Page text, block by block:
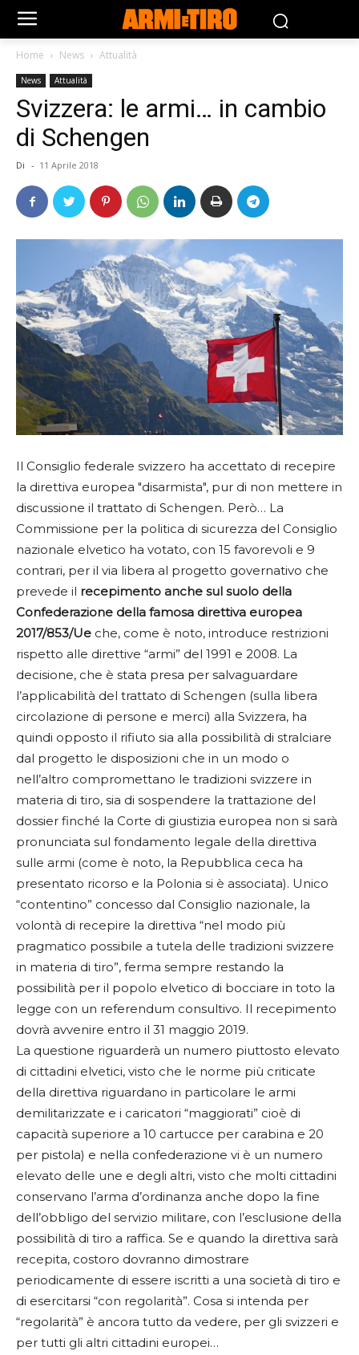
Home News Attualità
News Attualità
Svizzera: le armi… in cambio
di Schengen
Di - 11 Aprile 2018
Il Consiglio federale svizzero ha accettato di recepire
la direttiva europea "disarmista", pur di non mettere in
discussione il trattato di Schengen. Però… La
Commissione per la politica di sicurezza del Consiglio
nazionale elvetico ha votato, con 15 favorevoli e 9
contrari, per il via libera al progetto governativo che
prevede il recepimento anche sul suolo della
Confederazione della famosa direttiva europea
2017/853/Ue che, come è noto, introduce restrizioni
rispetto alle direttive “armi” del 1991 e 2008. La
decisione, che è stata presa per salvaguardare
l’applicabilità del trattato di Schengen (sulla libera
circolazione di persone e merci) alla Svizzera, ha
quindi opposto il rifiuto sia alla possibilità di stralciare
dal progetto le disposizioni che in un modo o
nell’altro compromettano le tradizioni svizzere in
materia di tiro, sia di sospendere la trattazione del
dossier finché la Corte di giustizia europea non si sarà
pronunciata sul fondamento legale della direttiva
sulle armi (come è noto, la Repubblica ceca ha
presentato ricorso e la Polonia si è associata). Unico
“contentino” concesso dal Consiglio nazionale, la
volontà di recepire la direttiva “nel modo più
pragmatico possibile a tutela delle tradizioni svizzere
in materia di tiro”, ferma sempre restando la
possibilità per il popolo elvetico di bocciare in toto la
legge con un referendum consultivo. Il recepimento
dovrà avvenire entro il 31 maggio 2019.
La questione riguarderà un numero piuttosto elevato
di cittadini elvetici, visto che le norme più criticate
della direttiva riguardano in particolare le armi
demilitarizzate e i caricatori “maggiorati” cioè di
capacità superiore a 10 cartucce per carabina e 20
per pistola) e nella confederazione vi è un numero
elevato delle une e degli altri, visto che molti cittadini
conservano l’arma d’ordinanza anche dopo la fine
dell’obbligo del servizio militare, con l’esclusione della
possibilità di tiro a raffica. Se e quando la direttiva sarà
recepita, costoro dovranno dimostrare
periodicamente di essere iscritti a una società di tiro e
di esercitarsi “con regolarità”. Cosa si intenda per
“regolarità” è ancora tutto da vedere, per gli svizzeri e
per tutti gli altri cittadini europei…